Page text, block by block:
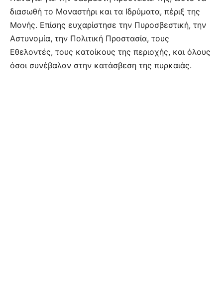
διασωθή το Μοναστήρι και τα Ιδρύματα, πέριξ της
Μονής. Επίσης ευχαρίστησε την Πυροσβεστική, την
Αστυνομία, την Πολιτική Προστασία, τους
Εθελοντές, τους κατοίκους της περιοχής, και όλους
όσοι συνέβαλαν στην κατάσβεση της πυρκαιάς.